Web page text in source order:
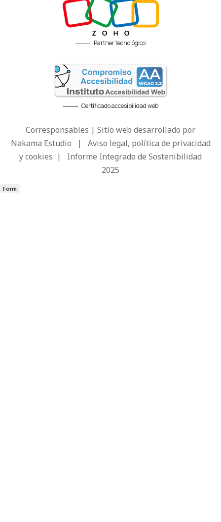
Partner tecnológico
Certificado accesibilidad web
Corresponsables | Sitio web desarrollado por
Nakama Estudio | Aviso legal, política de privacidad
y cookies | Informe Integrado de Sostenibilidad
2025
Form